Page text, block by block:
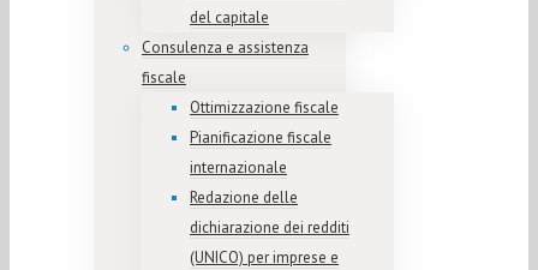
del capitale
Consulenza e assistenza
fiscale
Ottimizzazione fiscale
Pianificazione fiscale
internazionale
Redazione delle
dichiarazione dei redditi
(UNICO) per imprese e